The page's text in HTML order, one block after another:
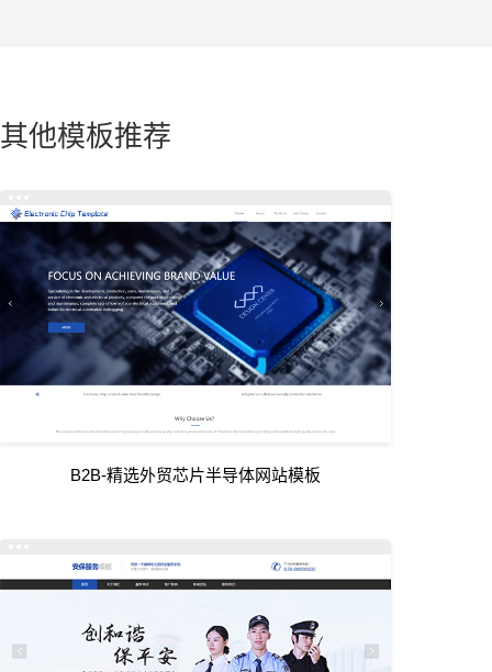
其他模板推荐
B2B-精选外贸芯片半导体网站模板